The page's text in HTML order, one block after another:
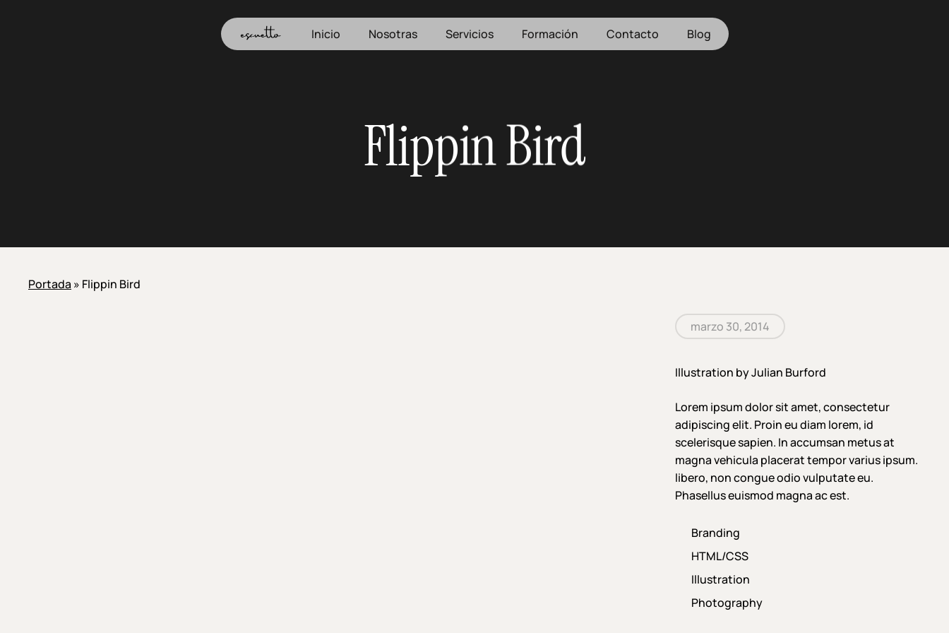
Inicio Nosotras Servicios Formación Contacto Blog
Flippin Bird
Portada » Flippin Bird
marzo 30, 2014
Illustration by Julian Burford
Lorem ipsum dolor sit amet, consectetur
adipiscing elit. Proin eu diam lorem, id
scelerisque sapien. In accumsan metus at
magna vehicula placerat tempor varius ipsum.
libero, non congue odio vulputate eu.
Phasellus euismod magna ac est.
Branding
HTML/CSS
Illustration
Photography